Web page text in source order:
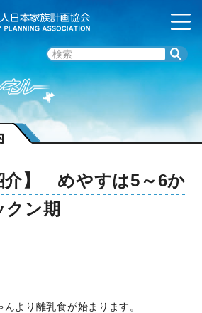
介】 めやすは5～6か
ン期
より離乳食が始まります。